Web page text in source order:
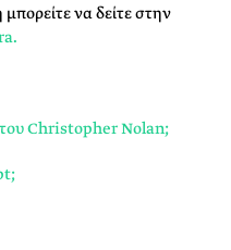
να δείτε στην
Christopher Nolan;